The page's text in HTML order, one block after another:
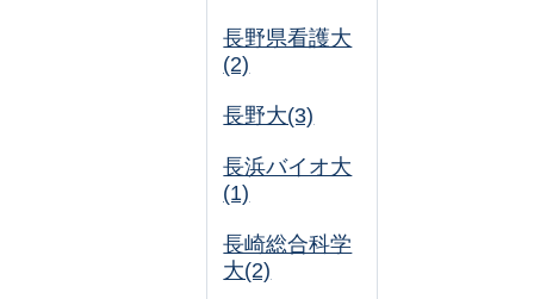
長野県看護大
(2)
長野大(3)
長浜バイオ大
(1)
長崎総合科学
大(2)